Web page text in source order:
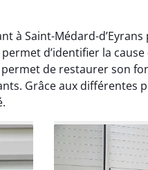
à Saint-Médard-
d’identifier la
de restaurer son
Grâce aux